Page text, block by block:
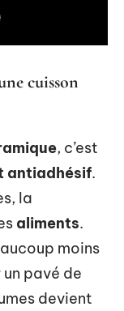
cuisson
, c’est
antiadhésif.
la
aliments.
moins
pavé de
devient